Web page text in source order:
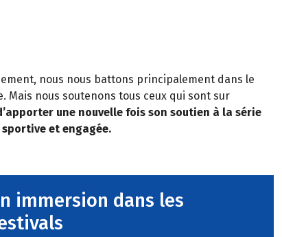
nous nous battons principalement dans le
Mais nous soutenons tous ceux qui sont sur
une nouvelle fois son soutien à la série
sportive et engagée.
immersion dans les